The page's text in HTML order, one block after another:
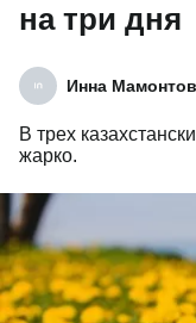
на три дня
Инна
В трех
жарко.